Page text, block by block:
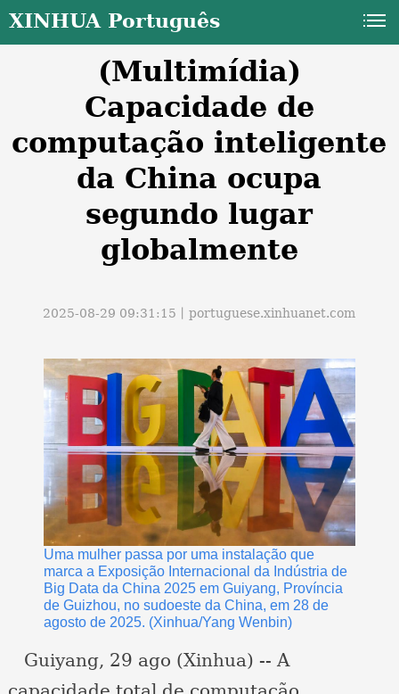
XINHUA Português
(Multimídia)
Capacidade de
computação inteligente
da China ocupa
segundo lugar
globalmente
2025-08-29 09:31:15丨portuguese.xinhuanet.com
Uma mulher passa por uma instalação que
marca a Exposição Internacional da Indústria de
Big Data da China 2025 em Guiyang, Província
de Guizhou, no sudoeste da China, em 28 de
agosto de 2025. (Xinhua/Yang Wenbin)
Guiyang, 29 ago (Xinhua) -- A